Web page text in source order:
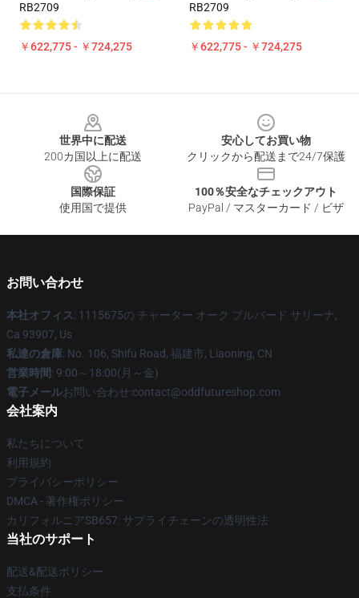
RB2709
￥622,775 - ￥724,275
RB2709
￥622,775 - ￥724,275
世界中に配送
200カ国以上に配送
安心してお買い物
クリックから配送まで24/7保護
国際保証
使用国で提供
100％安全なチェックアウト
PayPal / マスターカード / ビザ
お問い合わせ
本社オフィス: 1115675の チャーター オーク ブルバード サリーナ,
Ca 93907, Us
私達の倉庫: No. 106, Shifu Road, 福建市, Liaoning, CN
営業時間: 9:00～18:00(月～金)
電子メールお問い合わせ:contact@oddfutureshop.com
会社案内
私たちについて
利用規約
プライバシーポリシー
DMCA - 著作権ポリシー
カリフォルニアSB657: サプライチェーンの透明性法
当社のサポート
配送&配送ポリシー
支払条件